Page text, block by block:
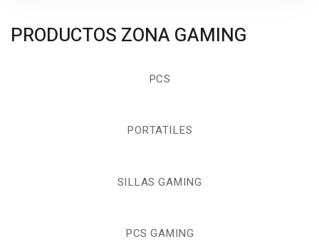
PRODUCTOS ZONA GAMING
PCS
PORTATILES
SILLAS GAMING
PCS GAMING